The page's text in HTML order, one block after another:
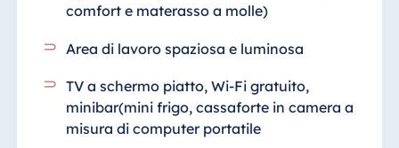
comfort e materasso a molle)
Area di lavoro spaziosa e luminosa
TV a schermo piatto, Wi-Fi gratuito,
minibar(mini frigo, cassaforte in camera a
misura di computer portatile